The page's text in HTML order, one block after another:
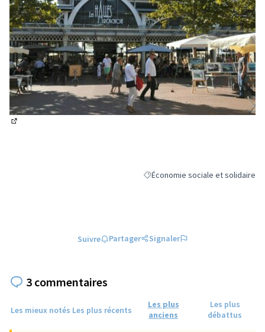
Filtrer les résultats de la
Économie sociale et solidaire
Suivre Partager Signaler
3 commentaires
Les mieux notés Les plus récents
Les plus
anciens
Les plus
débattus